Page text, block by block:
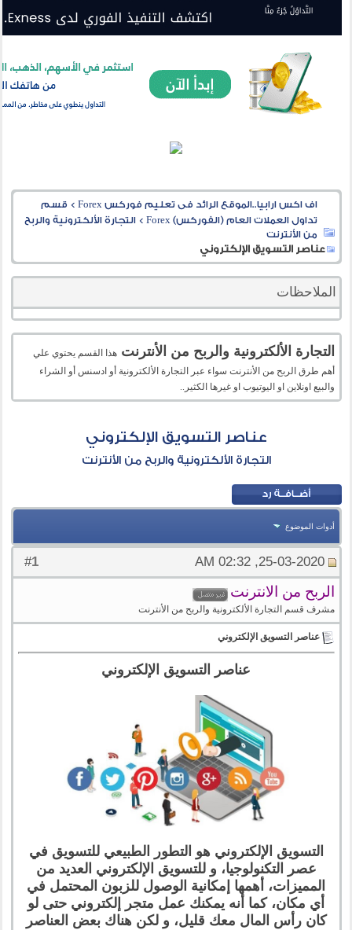
اف اكس ارابيا..الموقع الرائد فى تعليم فوركس Forex > قسم
تداول العملات العام (الفوركس) Forex
>التجارة الألكترونية والربح
من الأنترنت
عناصر التسويق الإلكتروني
الملاحظات
التجارة الألكترونية والربح من الأنترنت هذا القسم يحتوي علي
أهم طرق الربح من الأنترنت سواء عبر التجارة الألكترونية أو ادسنس أو الشراء
والبيع اونلاين او اليوتيوب او غيرها الكثير..
عناصر التسويق الإلكتروني
التجارة الألكترونية والربح من الأنترنت
أدوات الموضوع
#
1 25-03-2020, 02:32 AM
الربح من الانترنت
مشرف قسم التجارة الألكترونية والربح من الأنترنت
عناصر التسويق الإلكتروني
عناصر التسويق الإلكتروني
التسويق الإلكتروني هو التطور الطبيعي للتسويق في
عصر التكنولوجيا، و للتسويق الإلكتروني العديد من
المميزات، أهمها إمكانية الوصول للزبون المحتمل في
أي مكان، كما أنه يمكنك عمل متجر إلكتروني حتى لو
كان رأس المال معك قليل، و لكن هناك بعض العناصر